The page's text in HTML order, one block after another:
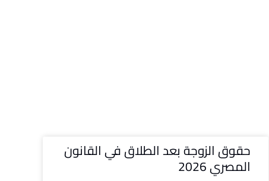
حقوق الزوجة بعد الطلاق في القانون
المصري 2026